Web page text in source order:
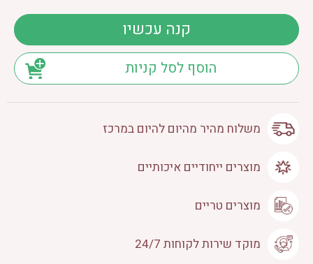
קנה עכשיו
הוסף לסל קניות
משלוח מהיר מהיום להיום במרכז
מוצרים ייחודיים איכותיים
מוצרים טריים
מוקד שירות לקוחות 24/7